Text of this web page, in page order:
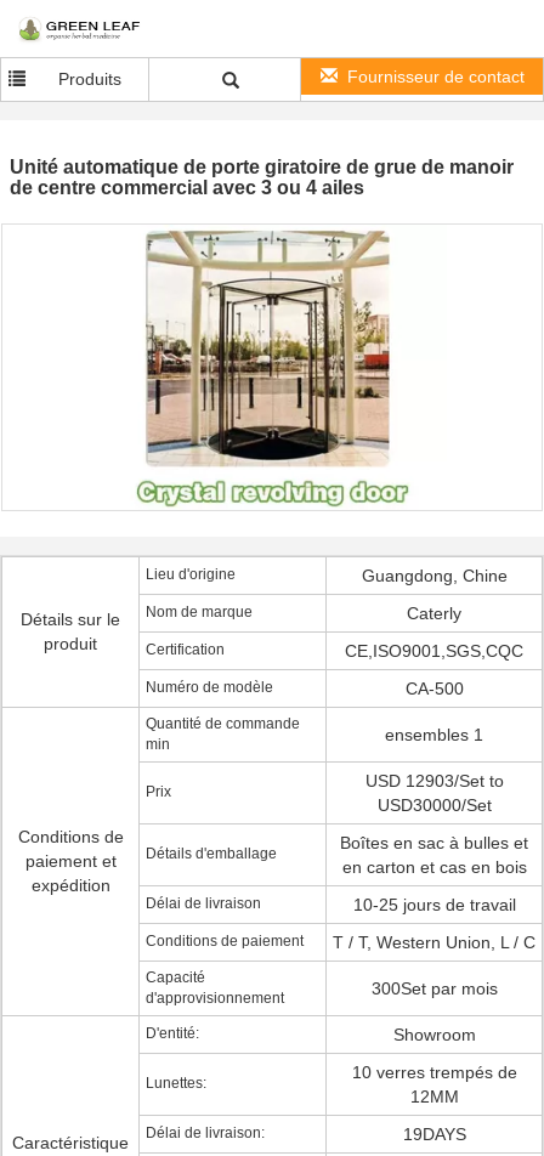
Produits Fournisseur de contact
Unité automatique de porte giratoire de grue de manoir
de centre commercial avec 3 ou 4 ailes
Détails sur le
produit
Lieu d'origine Guangdong, Chine
Nom de marque Caterly
Certification CE,ISO9001,SGS,CQC
Numéro de modèle CA-500
Conditions de
paiement et
expédition
Quantité de commande
min
ensembles 1
Prix
USD 12903/Set to
USD30000/Set
Détails d'emballage
Boîtes en sac à bulles et
en carton et cas en bois
Délai de livraison 10-25 jours de travail
Conditions de paiement T / T, Western Union, L / C
Capacité
d'approvisionnement
300Set par mois
Caractéristique
D'entité: Showroom
Lunettes:
10 verres trempés de
12MM
Délai de livraison: 19DAYS